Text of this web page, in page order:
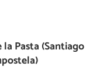
la Pasta (Santiago